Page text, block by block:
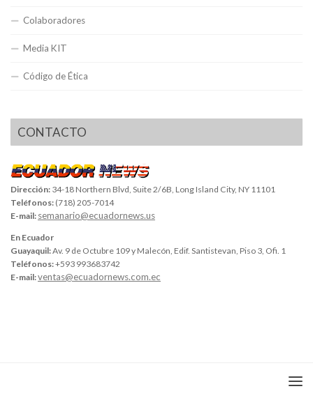
Colaboradores
Media KIT
Código de Ética
CONTACTO
Dirección: 34-18 Northern Blvd, Suite 2/6B, Long Island City, NY 11101
Teléfonos: (718) 205-7014
E-mail: semanario@ecuadornews.us
En Ecuador
Guayaquil:Av. 9 de Octubre 109 y Malecón, Edif. Santistevan, Piso 3, Ofi. 1
Teléfonos:+593 993683742
E-mail:ventas@ecuadornews.com.ec